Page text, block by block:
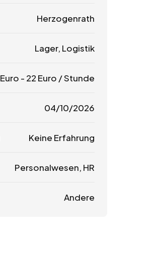
Herzogenrath
Lager, Logistik
Euro - 22 Euro / Stunde
04/10/2026
Keine Erfahrung
Personalwesen, HR
Andere